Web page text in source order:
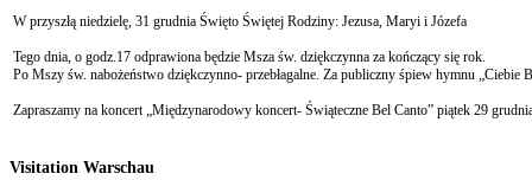
W przyszłą niedzielę, 31 grudnia Święto Świętej Rodziny: Jezusa, Maryi i Józefa
Tego dnia, o godz.17 odprawiona będzie Msza św. dziękczynna za kończący się rok.
Po Mszy św. nabożeństwo dziękczynno- przebłagalne. Za publiczny śpiew hymnu „Ciebie
Zapraszamy na koncert „Międzynarodowy koncert- Świąteczne Bel Canto” piątek 29
Visitation Warschau